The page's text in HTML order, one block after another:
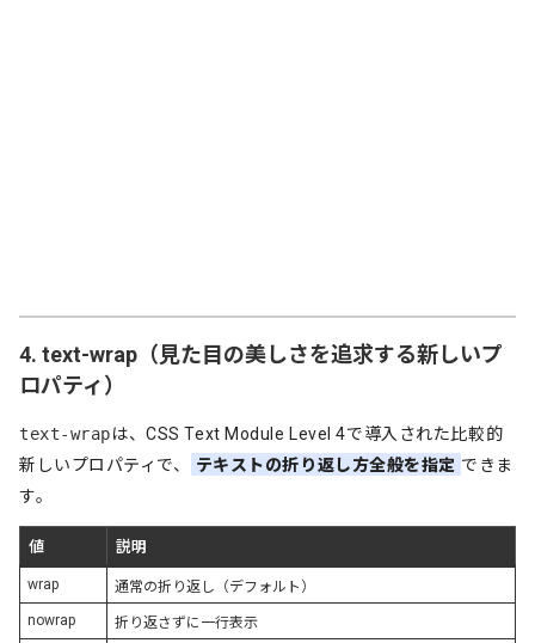
4. text-wrap（見た目の美しさを追求する新しいプ
ロパティ）
text-wrapは、CSS Text Module Level 4で導入された比較的
新しいプロパティで、
テキストの折り返し方全般を指定 できま
す。
値 説明
wrap
通常の折り返し（デフォルト）
nowrap
折り返さずに一行表示